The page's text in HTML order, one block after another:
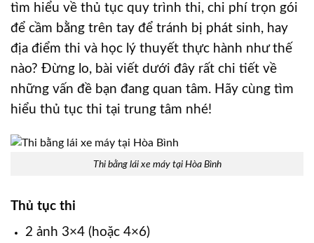
tìm hiểu về thủ tục quy trình thi, chi phí trọn gói
để cầm bằng trên tay để tránh bị phát sinh, hay
địa điểm thi và học lý thuyết thực hành như thế
nào? Đừng lo, bài viết dưới đây rất chi tiết về
những vấn đề bạn đang quan tâm. Hãy cùng tìm
hiểu thủ tục thi tại trung tâm nhé!
Thi bằng lái xe máy tại Hòa Bình
Thủ tục thi
2 ảnh 3×4 (hoặc 4×6)